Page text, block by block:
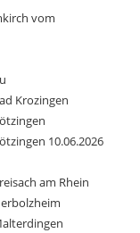
vom
Krozingen
10.06.2026
am Rhein